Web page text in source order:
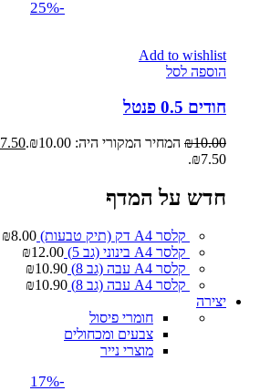
-25%
Add to wishlist
הוספה לסל
חודים 0.5 פנטל
₪10.00 המחיר המקורי היה: ₪10.00. 7.50
₪7.50.
חדש על המדף
קלסר A4 דק (תיק טבעות) ₪8.00
קלסר A4 בינוני (גב 5)
₪12.00
קלסר A4 עבה (גב 8)
₪10.90
קלסר A4 עבה (גב 8)
₪10.90
יצירה
חומרי פיסול
צבעים ומכחולים
מוצרי נייר
-17%